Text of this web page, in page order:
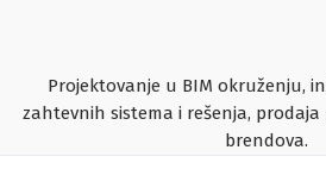
Projektovanje u BIM okruženju,
zahtevnih sistema i rešenja,
brendova.